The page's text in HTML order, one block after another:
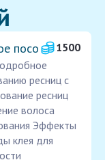
посо
1500
ресниц с
ресниц
волоса
Эффекты
клея для